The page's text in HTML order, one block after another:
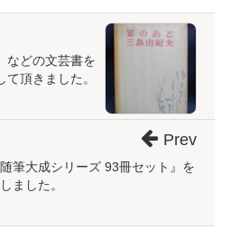
などの文芸書を
て頂きました。
随筆大成シリーズ 93冊セット』を
ました。
Prev